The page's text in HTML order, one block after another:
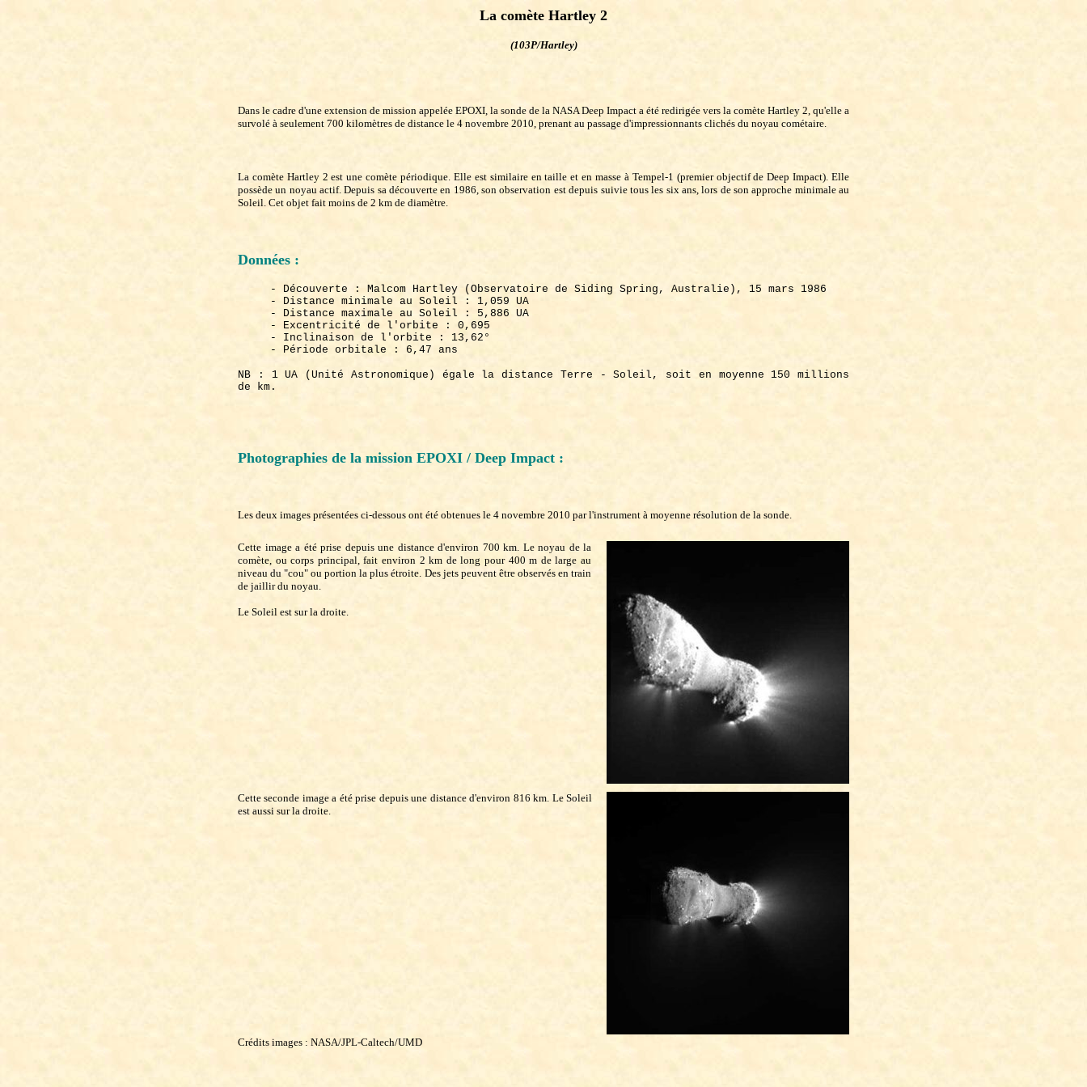
La comète Hartley 2
(103P/Hartley)
Dans le cadre d'une extension de mission appelée EPOXI, la sonde de la NASA Deep Impact a été redirigée vers la comète Hartley 2, qu'elle a
survolé à seulement 700 kilomètres de distance le 4 novembre 2010, prenant au passage d'impressionnants clichés du noyau cométaire.
La comète Hartley 2 est une comète périodique. Elle est similaire en taille et en masse à Tempel-1 (premier objectif de Deep Impact). Elle
possède un noyau actif. Depuis sa découverte en 1986, son observation est depuis suivie tous les six ans, lors de son approche minimale au
Soleil. Cet objet fait moins de 2 km de diamètre.
Données :
- Découverte : Malcom Hartley (Observatoire de Siding Spring, Australie), 15 mars 1986
- Distance minimale au Soleil : 1,059 UA
- Distance maximale au Soleil : 5,886 UA
- Excentricité de l'orbite : 0,695
- Inclinaison de l'orbite : 13,62°
- Période orbitale : 6,47 ans
NB : 1 UA (Unité Astronomique) égale la distance Terre - Soleil, soit en moyenne 150 millions
de km.
Photographies de la mission EPOXI / Deep Impact :
Les deux images présentées ci-dessous ont été obtenues le 4 novembre 2010 par l'instrument à moyenne résolution de la sonde.
Cette image a été prise depuis une distance d'environ 700 km. Le noyau de la
comète, ou corps principal, fait environ 2 km de long pour 400 m de large au
niveau du "cou" ou portion la plus étroite. Des jets peuvent être observés en train
de jaillir du noyau.
Le Soleil est sur la droite.
Cette seconde image a été prise depuis une distance d'environ 816 km. Le Soleil
est aussi sur la droite.
Crédits images : NASA/JPL-Caltech/UMD